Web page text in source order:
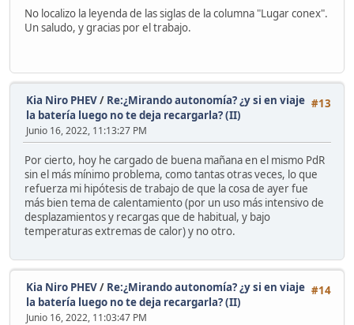
No localizo la leyenda de las siglas de la columna "Lugar conex".
Un saludo, y gracias por el trabajo.
#13
Kia Niro PHEV/ Re:¿Mirando autonomía? ¿y si en viaje
la batería luego no te deja recargarla? (II)
Junio 16, 2022, 11:13:27 PM
Por cierto, hoy he cargado de buena mañana en el mismo PdR
sin el más mínimo problema, como tantas otras veces, lo que
refuerza mi hipótesis de trabajo de que la cosa de ayer fue
más bien tema de calentamiento (por un uso más intensivo de
desplazamientos y recargas que de habitual, y bajo
temperaturas extremas de calor) y no otro.
#14
Kia Niro PHEV/ Re:¿Mirando autonomía? ¿y si en viaje
la batería luego no te deja recargarla? (II)
Junio 16, 2022, 11:03:47 PM